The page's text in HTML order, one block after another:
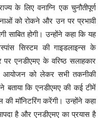
के लिए वनाग्नि एक चुनौतीपूर्ण
को रोकने और उन पर प्रभावी
साबित होगी। उन्होंने कहा कि यह
सिस्टम की गाइडलाइन्स के
एनडीएमए के वरिष्ठ सलाहकार
को लेकर सभी तकनीकी
बताया कि एनडीएमए की कई टीमें
मॉनिटरिंग करेंगी। उन्होंने कहा
है और एनडीएमए का प्रयास है